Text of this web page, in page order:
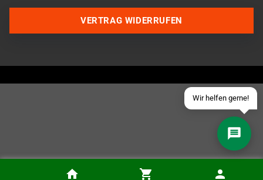
Wir helfen gerne!
Schick uns eine eMail
VERTRAG WIDERRUFEN